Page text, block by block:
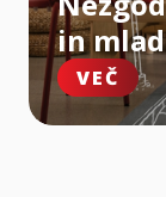
in
VEČ